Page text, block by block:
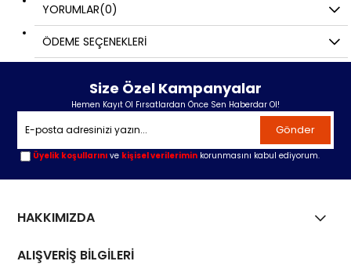
YORUMLAR(0)
ÖDEME SEÇENEKLERI
Size Özel Kampanyalar
Hemen Kayıt Ol Fırsatlardan Önce Sen Haberdar Ol!
Gönder
Üyelik koşullarını ve kişisel verilerimin korunmasını kabul ediyorum.
HAKKIMIZDA
ALIŞVERİŞ BİLGİLERİ